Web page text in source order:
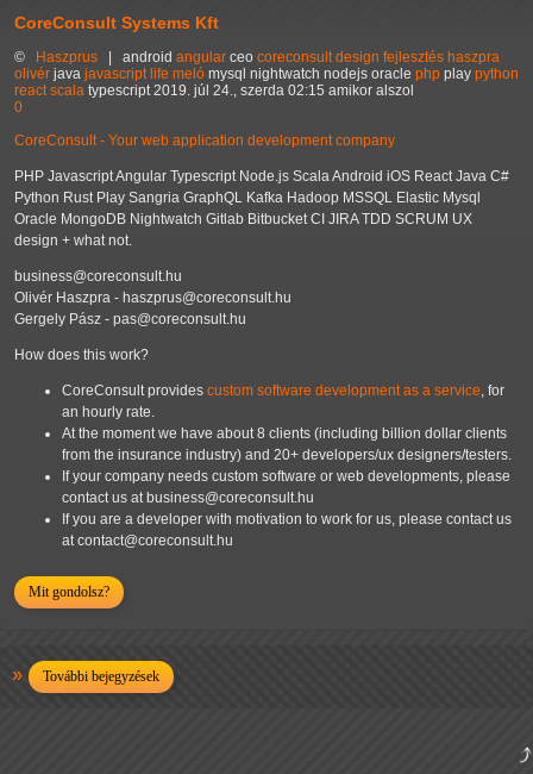
CoreConsult Systems Kft
© Haszprus android angular ceo coreconsult design fejlesztés haszpra
olivér java javascript life meló mysql nightwatch nodejs oracle php play python
react scala typescript 2019. júl 24., szerda 02:15 amikor alszol
0
CoreConsult - Your web application development company
PHP Javascript Angular Typescript Node.js Scala Android iOS React Java C#
Python Rust Play Sangria GraphQL Kafka Hadoop MSSQL Elastic Mysql
Oracle MongoDB Nightwatch Gitlab Bitbucket CI JIRA TDD SCRUM UX
design + what not.
business@coreconsult.hu
Olivér Haszpra - haszprus@coreconsult.hu
Gergely Pász - pas@coreconsult.hu
How does this work?
CoreConsult provides custom software development as a service, for
an hourly rate.
At the moment we have about 8 clients (including billion dollar clients
from the insurance industry) and 20+ developers/ux designers/testers.
If your company needs custom software or web developments, please
contact us at business@coreconsult.hu
If you are a developer with motivation to work for us, please contact us
at contact@coreconsult.hu
Mit gondolsz?
További bejegyzések